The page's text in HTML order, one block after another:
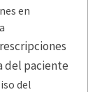
en
del paciente
del